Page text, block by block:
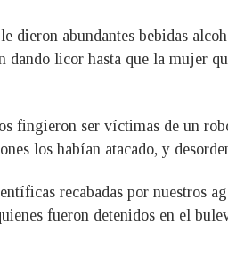
dieron abundantes bebidas
licor hasta que la mujer
fingieron ser víctimas de un
los habían atacado, y
recabadas por nuestros
fueron detenidos en el